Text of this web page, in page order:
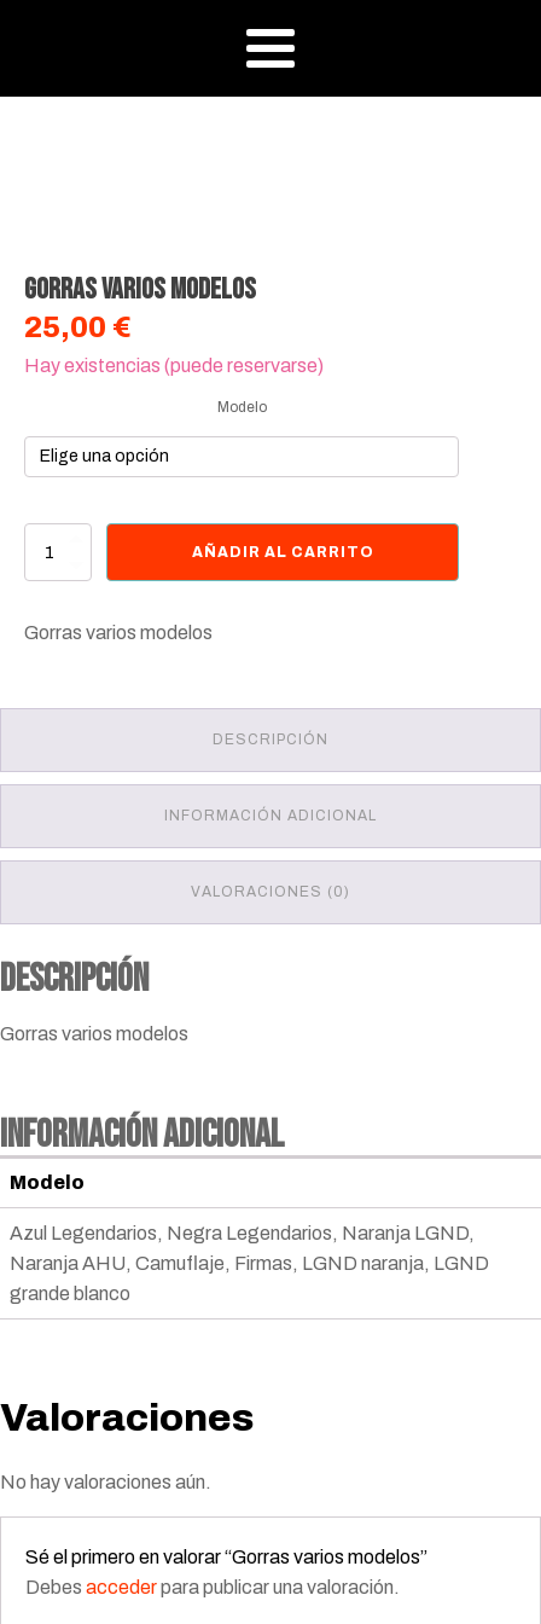
Gorras varios modelos
25,00 €
Hay existencias (puede reservarse)
Modelo
Gorras
AÑADIR AL CARRITO
Gorras varios modelos
DESCRIPCIÓN
INFORMACIÓN ADICIONAL
VALORACIONES (0)
Descripción
Gorras varios modelos
Información adicional
Modelo
Azul Legendarios, Negra Legendarios, Naranja LGND,
Naranja AHU, Camuflaje, Firmas, LGND naranja, LGND
grande blanco
Valoraciones
No hay valoraciones aún.
Sé el primero en valorar “Gorras varios modelos”
Debes accederpara publicar una valoración.